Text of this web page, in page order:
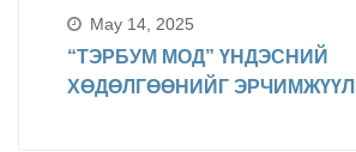
May 14, 2025
“ТЭРБУМ МОД” ҮНДЭСНИЙ
ХӨДӨЛГӨӨНИЙГ